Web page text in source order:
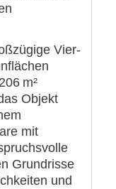
Vier-
m²
Objekt
mit
Grundrisse
und